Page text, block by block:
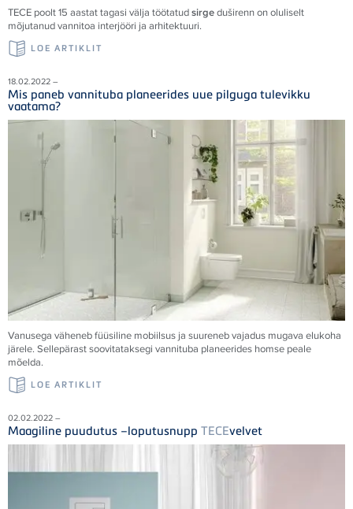
TECE poolt 15 aastat tagasi välja töötatudsirgeduširenn on oluliselt
mõjutanud vannitoa interjööri ja arhitektuuri.
LOE ARTIKLIT
18.02.2022 –
Mis paneb vannituba planeerides uue pilguga tulevikku
vaatama?
Vanusega väheneb füüsiline mobiilsus ja suureneb vajadus mugava elukoha
järele. Sellepärast soovitataksegi vannituba planeerides homse peale
mõelda.
LOE ARTIKLIT
02.02.2022 –
Maagiline puudutus –loputusnupp TECEvelvet